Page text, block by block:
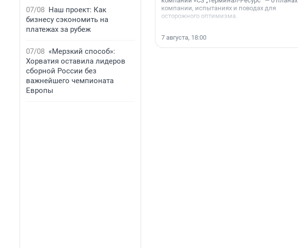
07/08 Наш проект: Как
бизнесу сэкономить на
платежах за рубеж
07/08 «Мерзкий способ»:
Хорватия оставила лидеров
сборной России без
важнейшего чемпионата
Европы
компании, испытаниях и поводах для
осторожного оптимизма.
7 августа, 18:00